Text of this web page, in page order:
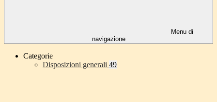
Menu di
navigazione
Categorie
Disposizioni generali 49